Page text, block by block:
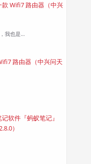
款 Wifi7 路由器（中兴
我也是…
路由器（中兴问天
软件『蚂蚁笔记』
）